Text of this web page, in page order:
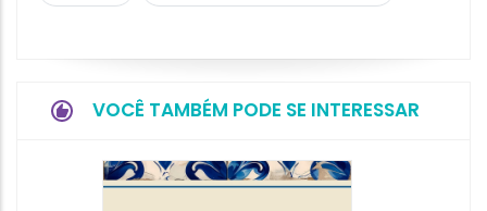
VOCÊ TAMBÉM PODE SE INTERESSAR